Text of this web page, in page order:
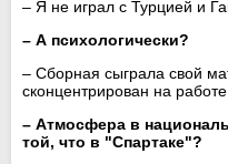
– Я не играл с Турцией и
– А психологически?
– Сборная сыграла свой
сконцентрирован на работе
– Атмосфера в
той, что в "Спартаке"?